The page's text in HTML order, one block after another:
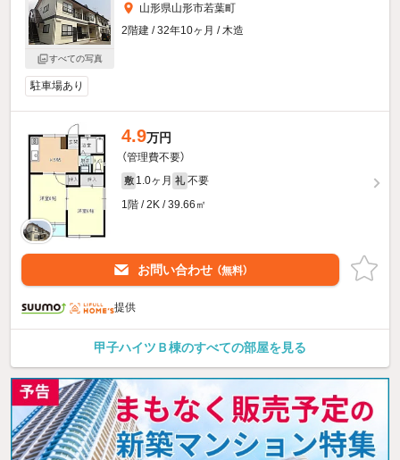
すべての写真
山形県山形市若葉町
2階建 / 32年10ヶ月 / 木造
駐車場あり
4.9万円
（管理費不要）
敷 1.0ヶ月 礼 不要
1階 / 2K / 39.66㎡
お問い合わせ （無料）
提供
甲子ハイツＢ棟のすべての部屋を見る